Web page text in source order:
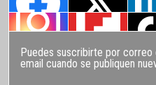
Puedes suscribirte por
email cuando se publiquen